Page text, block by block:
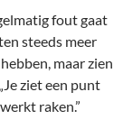
fout gaat
steeds meer
maar zien
ziet een punt
raken.”